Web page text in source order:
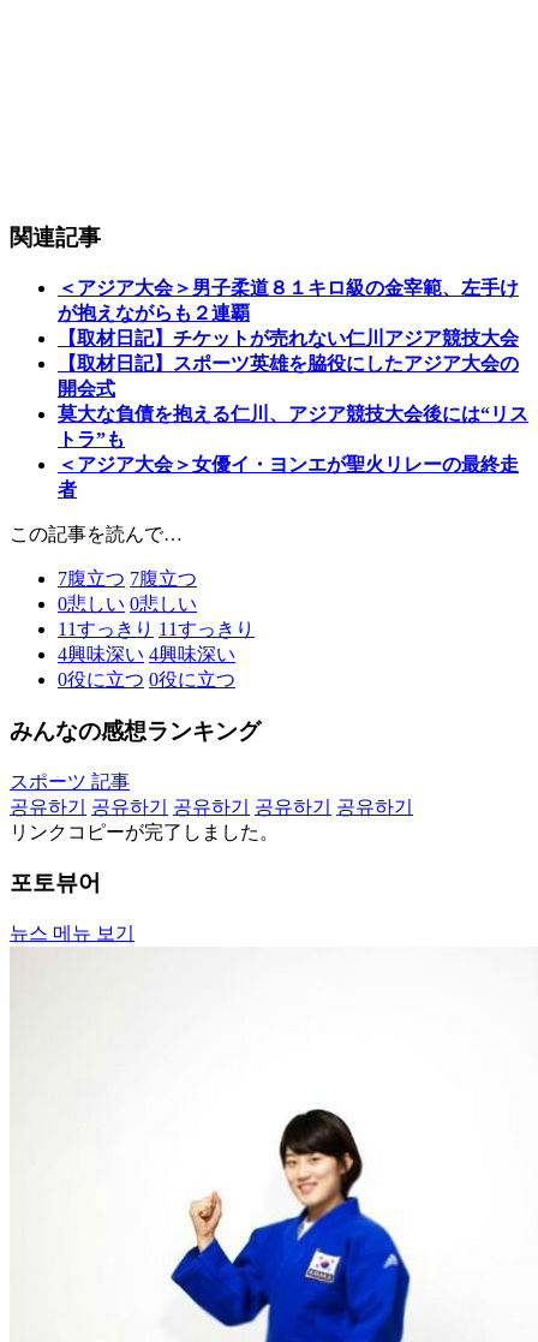
関連記事
＜アジア大会＞男子柔道８１キロ級の金宰範、左手け
が抱えながらも２連覇
【取材日記】チケットが売れない仁川アジア競技大会
【取材日記】スポーツ英雄を脇役にしたアジア大会の
開会式
莫大な負債を抱える仁川、アジア競技大会後には“リス
トラ”も
＜アジア大会＞女優イ・ヨンエが聖火リレーの最終走
者
この記事を読んで…
7腹立つ 7腹立つ
0悲しい 0悲しい
11すっきり 11すっきり
4興味深い 4興味深い
0役に立つ 0役に立つ
みんなの感想ランキング
スポーツ 記事
공유하기
공유하기 공유하기 공유하기
공유하기
リンクコピーが完了しました。
포토뷰어
뉴스 메뉴 보기